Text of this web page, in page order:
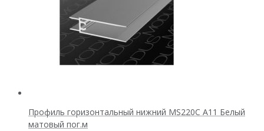
Профиль горизонтальный нижний MS220С А11 Белый
матовый пог.м